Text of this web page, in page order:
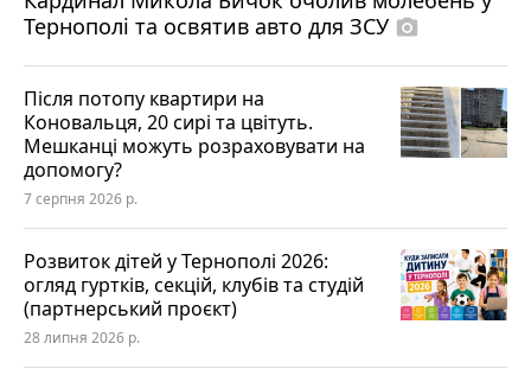
Тернополі та освятив авто для ЗСУ photo_camera
Після потопу квартири на
Коновальця, 20 сирі та цвітуть.
Мешканці можуть розраховувати на
допомогу?
7 серпня 2026 р.
Розвиток дітей у Тернополі 2026:
огляд гуртків, секцій, клубів та студій
(партнерський проєкт)
28 липня 2026 р.